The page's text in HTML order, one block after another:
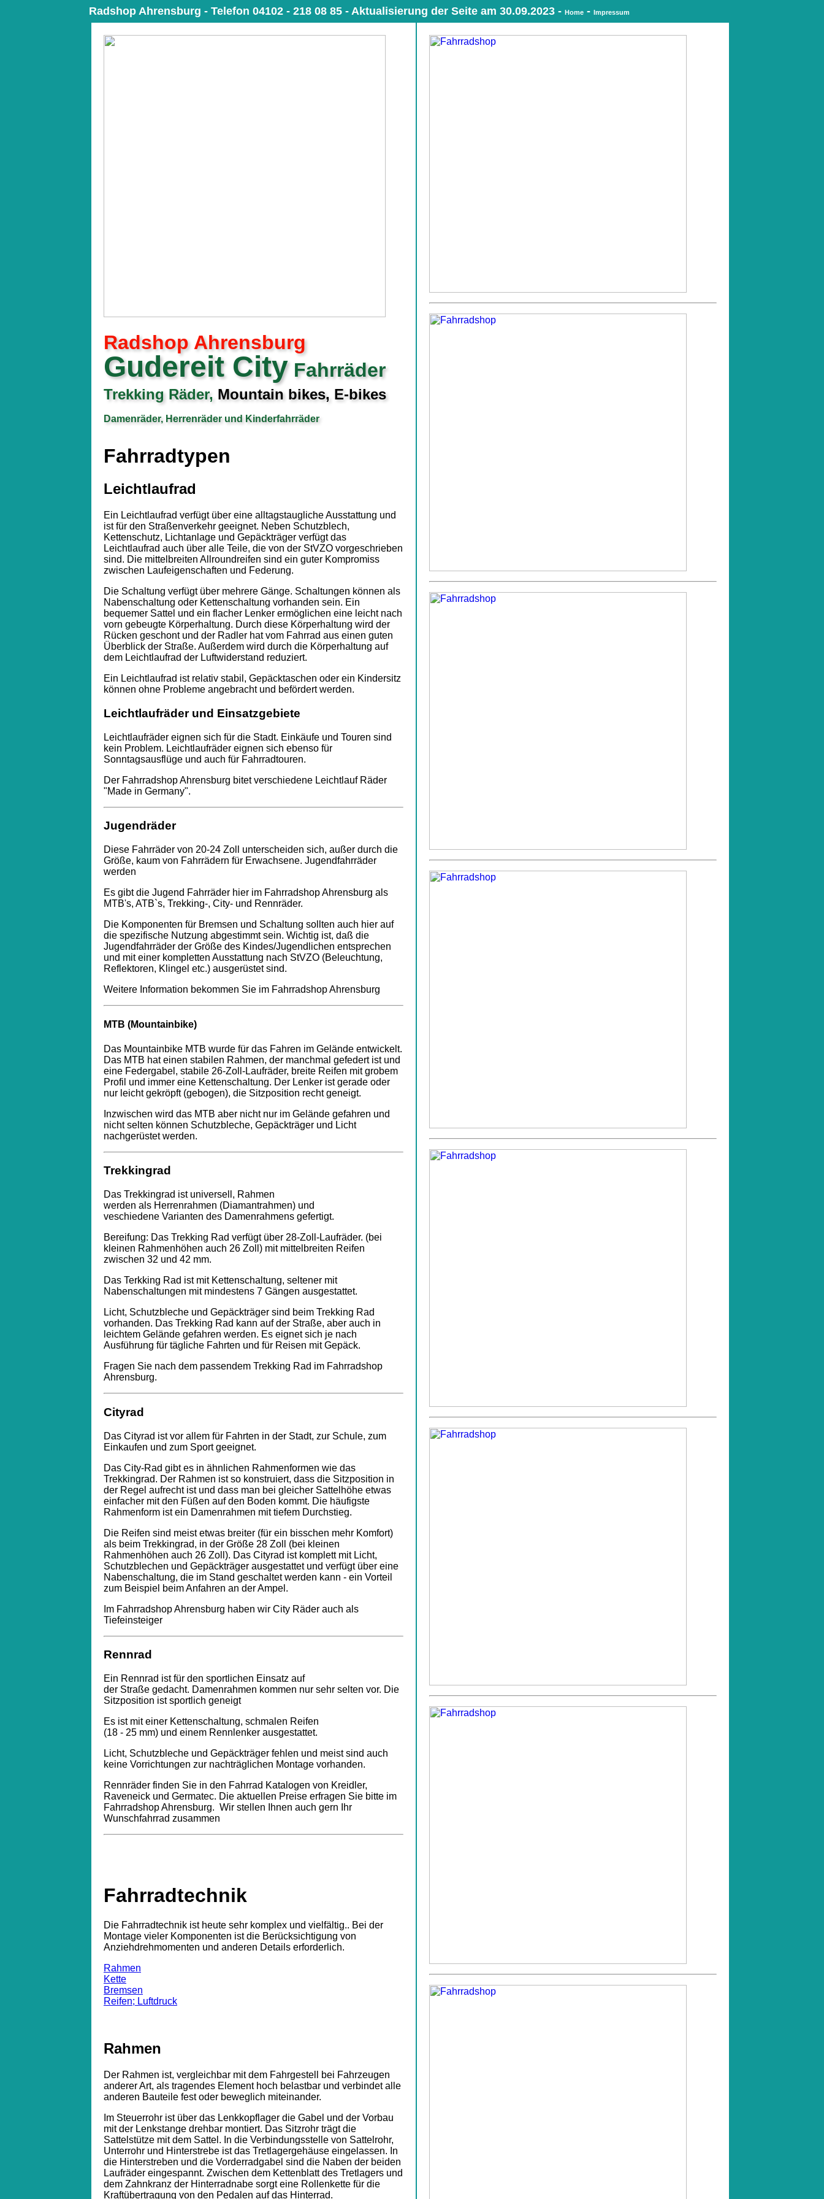
Radshop Ahrensburg - Telefon 04102 - 218 08 85 - Aktualisierung der Seite am 30.09.2023 - Home - Impressum
Radshop Ahrensburg
Gudereit CityFahrräder
Trekking Räder, Mountain bikes, E-bikes
Damenräder, Herrenräder und Kinderfahrräder
Fahrradtypen
Leichtlaufrad
Ein Leichtlaufrad verfügt über eine alltagstaugliche Ausstattung und
ist für den Straßenverkehr geeignet. Neben Schutzblech,
Kettenschutz, Lichtanlage und Gepäckträger verfügt das
Leichtlaufrad auch über alle Teile, die von der StVZO vorgeschrieben
sind. Die mittelbreiten Allroundreifen sind ein guter Kompromiss
zwischen Laufeigenschaften und Federung.
Die Schaltung verfügt über mehrere Gänge. Schaltungen können als
Nabenschaltung oder Kettenschaltung vorhanden sein. Ein
bequemer Sattel und ein flacher Lenker ermöglichen eine leicht nach
vorn gebeugte Körperhaltung. Durch diese Körperhaltung wird der
Rücken geschont und der Radler hat vom Fahrrad aus einen guten
Überblick der Straße. Außerdem wird durch die Körperhaltung auf
dem Leichtlaufrad der Luftwiderstand reduziert.
Ein Leichtlaufrad ist relativ stabil, Gepäcktaschen oder ein Kindersitz
können ohne Probleme angebracht und befördert werden.
Leichtlaufräder und Einsatzgebiete
Leichtlaufräder eignen sich für die Stadt. Einkäufe und Touren sind
kein Problem. Leichtlaufräder eignen sich ebenso für
Sonntagsausflüge und auch für Fahrradtouren.
Der Fahrradshop Ahrensburg bitet verschiedene Leichtlauf Räder
"Made in Germany".
Jugendräder
Diese Fahrräder von 20-24 Zoll unterscheiden sich, außer durch die
Größe, kaum von Fahrrädern für Erwachsene. Jugendfahrräder
werden
Es gibt die Jugend Fahrräder hier im Fahrradshop Ahrensburg als
MTB's, ATB`s, Trekking-, City- und Rennräder.
Die Komponenten für Bremsen und Schaltung sollten auch hier auf
die spezifische Nutzung abgestimmt sein. Wichtig ist, daß die
Jugendfahrräder der Größe des Kindes/Jugendlichen entsprechen
und mit einer kompletten Ausstattung nach StVZO (Beleuchtung,
Reflektoren, Klingel etc.) ausgerüstet sind.
Weitere Information bekommen Sie im Fahrradshop Ahrensburg
MTB (Mountainbike)
Das Mountainbike MTB wurde für das Fahren im Gelände entwickelt.
Das MTB hat einen stabilen Rahmen, der manchmal gefedert ist und
eine Federgabel, stabile 26-Zoll-Laufräder, breite Reifen mit grobem
Profil und immer eine Kettenschaltung. Der Lenker ist gerade oder
nur leicht gekröpft (gebogen), die Sitzposition recht geneigt.
Inzwischen wird das MTB aber nicht nur im Gelände gefahren und
nicht selten können Schutzbleche, Gepäckträger und Licht
nachgerüstet werden.
Trekkingrad
Das Trekkingrad ist universell, Rahmen
werden als Herrenrahmen (Diamantrahmen) und
veschiedene Varianten des Damenrahmens gefertigt.
Bereifung: Das Trekking Rad verfügt über 28-Zoll-Laufräder. (bei
kleinen Rahmenhöhen auch 26 Zoll) mit mittelbreiten Reifen
zwischen 32 und 42 mm.
Das Terkking Rad ist mit Kettenschaltung, seltener mit
Nabenschaltungen mit mindestens 7 Gängen ausgestattet.
Licht, Schutzbleche und Gepäckträger sind beim Trekking Rad
vorhanden. Das Trekking Rad kann auf der Straße, aber auch in
leichtem Gelände gefahren werden. Es eignet sich je nach
Ausführung für tägliche Fahrten und für Reisen mit Gepäck.
Fragen Sie nach dem passendem Trekking Rad im Fahrradshop
Ahrensburg.
Cityrad
Das Cityrad ist vor allem für Fahrten in der Stadt, zur Schule, zum
Einkaufen und zum Sport geeignet.
Das City-Rad gibt es in ähnlichen Rahmenformen wie das
Trekkingrad. Der Rahmen ist so konstruiert, dass die Sitzposition in
der Regel aufrecht ist und dass man bei gleicher Sattelhöhe etwas
einfacher mit den Füßen auf den Boden kommt. Die häufigste
Rahmenform ist ein Damenrahmen mit tiefem Durchstieg.
Die Reifen sind meist etwas breiter (für ein bisschen mehr Komfort)
als beim Trekkingrad, in der Größe 28 Zoll (bei kleinen
Rahmenhöhen auch 26 Zoll). Das Cityrad ist komplett mit Licht,
Schutzblechen und Gepäckträger ausgestattet und verfügt über eine
Nabenschaltung, die im Stand geschaltet werden kann - ein Vorteil
zum Beispiel beim Anfahren an der Ampel.
Im Fahrradshop Ahrensburg haben wir City Räder auch als
Tiefeinsteiger
Rennrad
Ein Rennrad ist für den sportlichen Einsatz auf
der Straße gedacht. Damenrahmen kommen nur sehr selten vor. Die
Sitzposition ist sportlich geneigt
Es ist mit einer Kettenschaltung, schmalen Reifen
(18 - 25 mm) und einem Rennlenker ausgestattet.
Licht, Schutzbleche und Gepäckträger fehlen und meist sind auch
keine Vorrichtungen zur nachträglichen Montage vorhanden.
Rennräder finden Sie in den Fahrrad Katalogen von Kreidler,
Raveneick und Germatec. Die aktuellen Preise erfragen Sie bitte im
Fahrradshop Ahrensburg. Wir stellen Ihnen auch gern Ihr
Wunschfahrrad zusammen
Fahrradtechnik
Die Fahrradtechnik ist heute sehr komplex und vielfältig.. Bei der
Montage vieler Komponenten ist die Berücksichtigung von
Anziehdrehmomenten und anderen Details erforderlich.
Rahmen
Kette
Bremsen
Reifen; Luftdruck
Rahmen
Der Rahmen ist, vergleichbar mit dem Fahrgestell bei Fahrzeugen
anderer Art, als tragendes Element hoch belastbar und verbindet alle
anderen Bauteile fest oder beweglich miteinander.
Im Steuerrohr ist über das Lenkkopflager die Gabel und der Vorbau
mit der Lenkstange drehbar montiert. Das Sitzrohr trägt die
Sattelstütze mit dem Sattel. In die Verbindungsstelle von Sattelrohr,
Unterrohr und Hinterstrebe ist das Tretlagergehäuse eingelassen. In
die Hinterstreben und die Vorderradgabel sind die Naben der beiden
Laufräder eingespannt. Zwischen dem Kettenblatt des Tretlagers und
dem Zahnkranz der Hinterradnabe sorgt eine Rollenkette für die
Kraftübertragung von den Pedalen auf das Hinterrad.